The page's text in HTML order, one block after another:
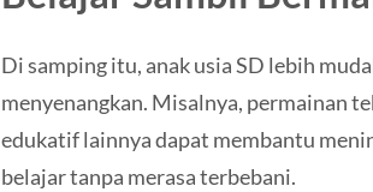
Di samping itu, anak usia SD lebih
menyenangkan. Misalnya, permainan
edukatif lainnya dapat membantu
belajar tanpa merasa terbebani.